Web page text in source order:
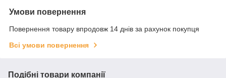
Умови повернення
Повернення товару впродовж 14 днів за рахунок покупця
Всі умови повернення
Подібні товари компанії